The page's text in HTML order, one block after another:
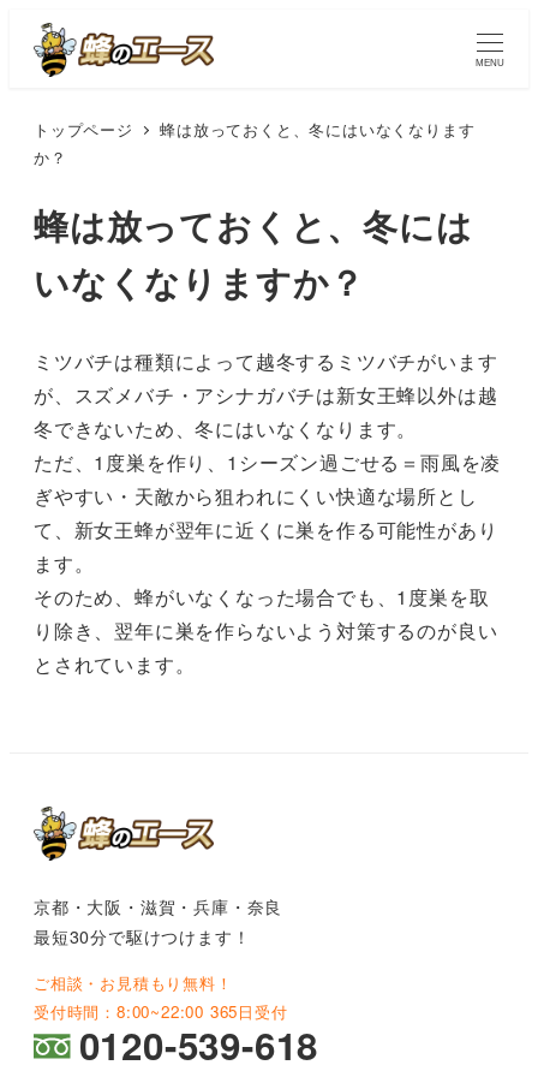
MENU
トップページ
蜂は放っておくと、冬にはいなくなります
か？
蜂は放っておくと、冬には
いなくなりますか？
ミツバチは種類によって越冬するミツバチがいます
が、スズメバチ・アシナガバチは新女王蜂以外は越
冬できないため、冬にはいなくなります。
ただ、1度巣を作り、1シーズン過ごせる＝雨風を凌
ぎやすい・天敵から狙われにくい快適な場所とし
て、新女王蜂が翌年に近くに巣を作る可能性があり
ます。
そのため、蜂がいなくなった場合でも、1度巣を取
り除き、翌年に巣を作らないよう対策するのが良い
とされています。
京都・大阪・滋賀・兵庫・奈良
最短30分で駆けつけます！
ご相談・お見積もり無料！
受付時間：8:00~22:00 365日受付
0120-539-618